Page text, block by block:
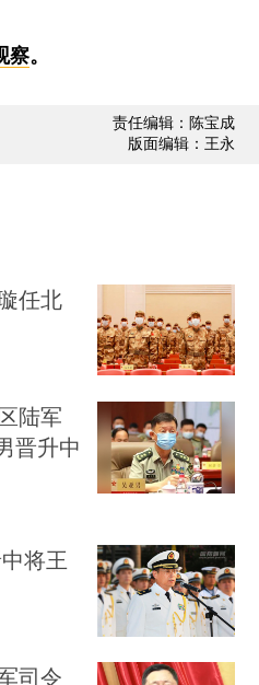
察。
责任编辑：陈宝成
版面编辑：王永
任北
陆军
晋升中
将王
司令